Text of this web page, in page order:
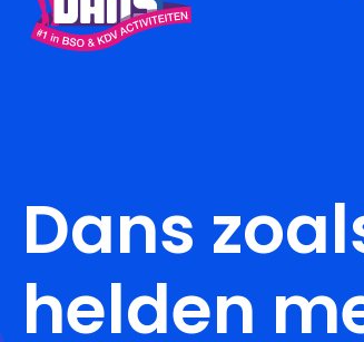
Dans
helden